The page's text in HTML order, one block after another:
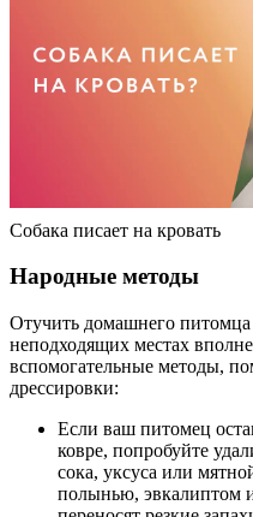
Собака писает на кровать
Народные методы
Отучить домашнего
неподходящих местах
вспомогательные методы,
дрессировки:
Если ваш питомец
ковре, попробуйте
сока, уксуса или
полынью, эвкалиптом